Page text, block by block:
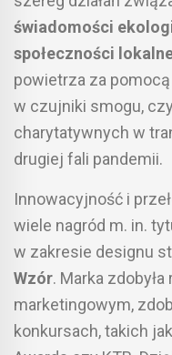
świadomości
społeczności
powietrza za
w czujniki smogu,
charytatywnych w
drugiej fali pandemii.
Innowacyjność i
wiele nagród m. in.
w zakresie designu
Wzór. Marka
marketingowym,
konkursach, takich